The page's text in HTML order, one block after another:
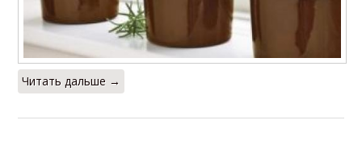
Читать дальше →